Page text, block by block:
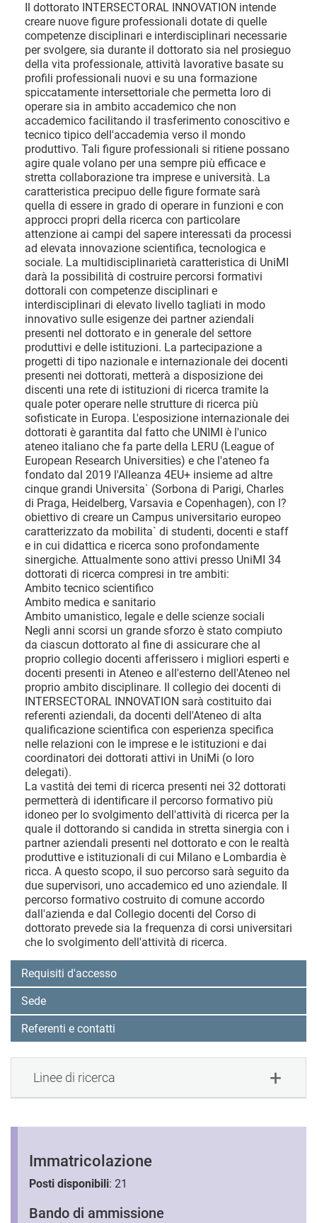
Il dottorato INTERSECTORAL INNOVATION intende
creare nuove figure professionali dotate di quelle
competenze disciplinari e interdisciplinari necessarie
per svolgere, sia durante il dottorato sia nel prosieguo
della vita professionale, attività lavorative basate su
profili professionali nuovi e su una formazione
spiccatamente intersettoriale che permetta loro di
operare sia in ambito accademico che non
accademico facilitando il trasferimento conoscitivo e
tecnico tipico dell'accademia verso il mondo
produttivo. Tali figure professionali si ritiene possano
agire quale volano per una sempre più efficace e
stretta collaborazione tra imprese e università. La
caratteristica precipuo delle figure formate sarà
quella di essere in grado di operare in funzioni e con
approcci propri della ricerca con particolare
attenzione ai campi del sapere interessati da processi
ad elevata innovazione scientifica, tecnologica e
sociale. La multidisciplinarietà caratteristica di UniMI
darà la possibilità di costruire percorsi formativi
dottorali con competenze disciplinari e
interdisciplinari di elevato livello tagliati in modo
innovativo sulle esigenze dei partner aziendali
presenti nel dottorato e in generale del settore
produttivi e delle istituzioni. La partecipazione a
progetti di tipo nazionale e internazionale dei docenti
presenti nei dottorati, metterà a disposizione dei
discenti una rete di istituzioni di ricerca tramite la
quale poter operare nelle strutture di ricerca più
sofisticate in Europa. L'esposizione internazionale dei
dottorati è garantita dal fatto che UNIMI è l'unico
ateneo italiano che fa parte della LERU (League of
European Research Universities) e che l'ateneo fa
fondato dal 2019 l'Alleanza 4EU+ insieme ad altre
cinque grandi Universita` (Sorbona di Parigi, Charles
di Praga, Heidelberg, Varsavia e Copenhagen), con l?
obiettivo di creare un Campus universitario europeo
caratterizzato da mobilita` di studenti, docenti e staff
e in cui didattica e ricerca sono profondamente
sinergiche. Attualmente sono attivi presso UniMI 34
dottorati di ricerca compresi in tre ambiti:
Ambito tecnico scientifico
Ambito medica e sanitario
Ambito umanistico, legale e delle scienze sociali
Negli anni scorsi un grande sforzo è stato compiuto
da ciascun dottorato al fine di assicurare che al
proprio collegio docenti afferissero i migliori esperti e
docenti presenti in Ateneo e all'esterno dell'Ateneo nel
proprio ambito disciplinare. Il collegio dei docenti di
INTERSECTORAL INNOVATION sarà costituito dai
referenti aziendali, da docenti dell'Ateneo di alta
qualificazione scientifica con esperienza specifica
nelle relazioni con le imprese e le istituzioni e dai
coordinatori dei dottorati attivi in UniMi (o loro
delegati).
La vastità dei temi di ricerca presenti nei 32 dottorati
permetterà di identificare il percorso formativo più
idoneo per lo svolgimento dell'attività di ricerca per la
quale il dottorando si candida in stretta sinergia con i
partner aziendali presenti nel dottorato e con le realtà
produttive e istituzionali di cui Milano e Lombardia è
ricca. A questo scopo, il suo percorso sarà seguito da
due supervisori, uno accademico ed uno aziendale. Il
percorso formativo costruito di comune accordo
dall'azienda e dal Collegio docenti del Corso di
dottorato prevede sia la frequenza di corsi universitari
che lo svolgimento dell'attività di ricerca.
Requisiti d'accesso
Sede
Referenti e contatti
Linee di ricerca
Immatricolazione
Posti disponibili: 21
Bando di ammissione